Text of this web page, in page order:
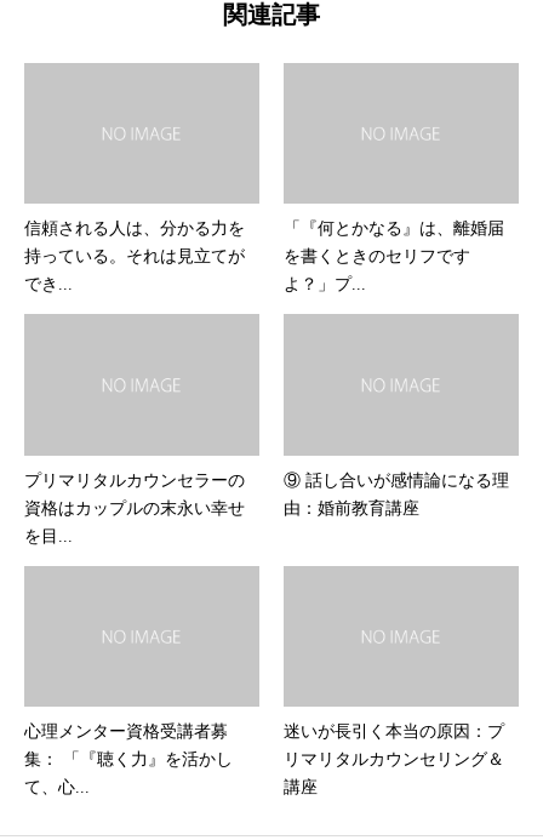
関連記事
信頼される人は、分かる力を
持っている。それは見立てが
でき...
「『何とかなる』は、離婚届
を書くときのセリフです
よ？」プ...
プリマリタルカウンセラーの
資格はカップルの末永い幸せ
を目...
⑨ 話し合いが感情論になる理
由：婚前教育講座
心理メンター資格受講者募
集： 「『聴く力』を活かし
て、心...
迷いが長引く本当の原因：プ
リマリタルカウンセリング＆
講座